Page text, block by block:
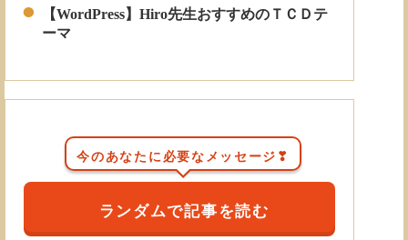
【WordPress】Hiro先生おすすめのＴＣＤテ
ーマ
今のあなたに必要なメッセージ❣
ランダムで記事を読む